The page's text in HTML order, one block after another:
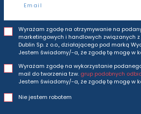
Wyrażam zgodę na otrzymywanie na
marketingowych i handlowych związanych
Dublin Sp. z o.o., działającego pod marką
Jestem świadomy/-a, że zgodę tę mogę w
Wyrażam zgodę na wykorzystanie
mail do tworzenia tzw. grup podobnych
Jestem świadomy/-a, że zgodę tę mogę w
Nie jestem robotem